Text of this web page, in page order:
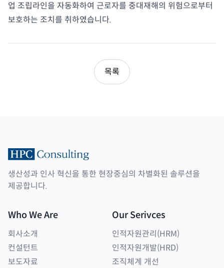
업 조립라인을 자동화하여 근로자를 중대재해의 위험으로부터
보호하는 조치를 취하였습니다.
목록
생산성과 인사 혁신을 통한 현장중심의 차별화된 솔루션을
제공합니다.
Who We Are
회사소개
컨설턴트
보도자료
Our Serivces
인적자원관리(HRM)
인적자원개발(HRD)
조직체계 개선